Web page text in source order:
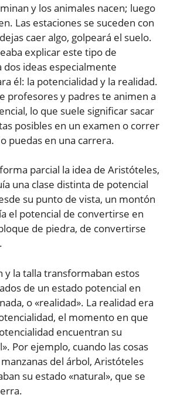
y los animales nacen; luego
Las estaciones se suceden con
caer algo, golpeará el suelo.
explicar este tipo de
dos ideas especialmente
él: la potencialidad y la realidad.
profesores y padres te animen a
lo que suele significar sacar
posibles en un examen o correr
puedas en una carrera.
parcial la idea de Aristóteles,
una clase distinta de potencial
su punto de vista, un montón
el potencial de convertirse en
de piedra, de convertirse
y la talla transformaban estos
de un estado potencial en
o «realidad». La realidad era
el momento en que
encuentran su
Por ejemplo, cuando las cosas
del árbol, Aristóteles
su estado «natural», que se